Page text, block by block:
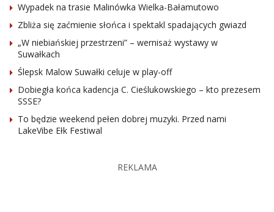
Wypadek na trasie Malinówka Wielka-Bałamutowo
Zbliża się zaćmienie słońca i spektakl spadających gwiazd
„W niebiańskiej przestrzeni” – wernisaż wystawy w
Suwałkach
Ślepsk Malow Suwałki celuje w play-off
Dobiegła końca kadencja C. Cieślukowskiego – kto prezesem
SSSE?
To będzie weekend pełen dobrej muzyki. Przed nami
LakeVibe Ełk Festiwal
REKLAMA